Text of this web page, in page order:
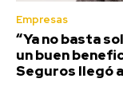
Empresas
“Ya no basta
un buen
Seguros llegó